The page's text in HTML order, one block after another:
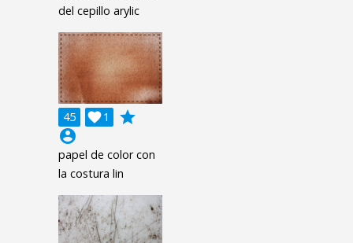
del cepillo arylic
45 1

grade
account_circle
papel de color con
la costura lin